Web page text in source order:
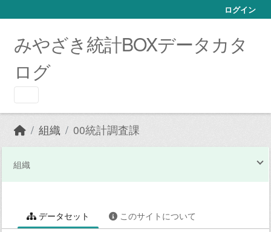
ログイン
みやざき統計BOXデータカタ
ログ
組織 00統計調査課
組織
データセット このサイトについて